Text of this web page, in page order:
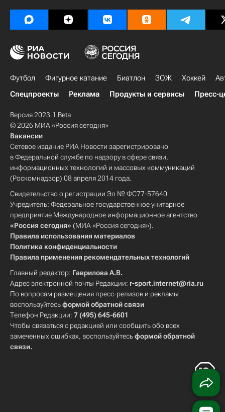
Футбол Фигурное катание Биатлон ЗОЖ Хоккей
Спецпроекты
Реклама Продукты и сервисы Пресс-
Версия 2023.1 Beta
© 2026 МИА «Россия сегодня»
Вакансии
Сетевое издание РИА Новости зарегистрировано
в Федеральной службе по надзору в сфере связи,
информационных технологий и массовых коммуникаций
(Роскомнадзор) 08 апреля 2014 года.
Свидетельство о регистрации Эл № ФС77-57640
Учредитель: Федеральное государственное унитарное
предприятие Международное информационное агентство
«Россия сегодня» (МИА «Россия сегодня»).
Правила использования материалов
Политика конфиденциальности
Правила применения рекомендательных технологий
Главный редактор: Гаврилова А.В.
Адрес электронной почты Редакции: r-sport.internet@ria.ru
По вопросам размещения пресс-релизов и рекламы
воспользуйтесьформой обратной связи
Телефон Редакции: 7 (495) 645-6601
Чтобы связаться с редакцией или сообщить обо всех
замеченных ошибках, воспользуйтесьформой обратной
связи.